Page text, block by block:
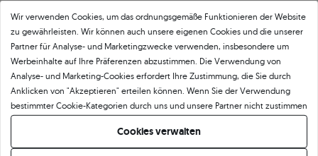
Über11 4845 ★-Bewertungen in ganz
Europa
GEPRÜFTE BEWERTUNGEN UNSERER KUNDEN
Wir verwenden Cookies, um das ordnungsgemäße Funktionieren der Website
zu gewährleisten. Wir können auch unsere eigenen Cookies und die unserer
Partner für Analyse- und Marketingzwecke verwenden, insbesondere um
Werbeinhalte auf Ihre Präferenzen abzustimmen. Die Verwendung von
Analyse- und Marketing-Cookies erfordert Ihre Zustimmung, die Sie durch
Anklicken von "Akzeptieren" erteilen können. Wenn Sie der Verwendung
bestimmter Cookie-Kategorien durch uns und unsere Partner nicht zustimmen
möchten, klicken Sie auf "Lassen Sie mich wählen" und bestimmen Sie Ihre
Präferenzen. Sie können Ihre Zustimmung jederzeit widerrufen, indem Sie
Ihre Cookie-Einstellungen ändern.
Cookies verwalten